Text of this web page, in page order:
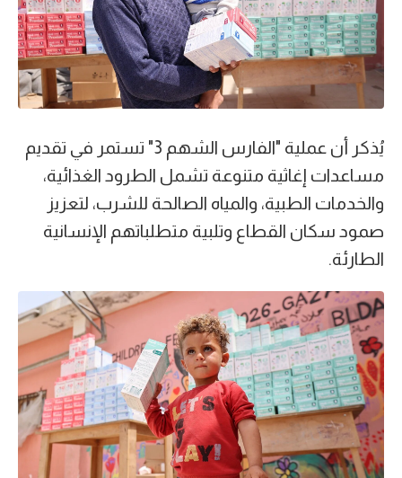
يُذكر أن عملية "الفارس الشهم 3" تستمر في تقديم
مساعدات إغاثية متنوعة تشمل الطرود الغذائية،
والخدمات الطبية، والمياه الصالحة للشرب، لتعزيز
صمود سكان القطاع وتلبية متطلباتهم الإنسانية
الطارئة.